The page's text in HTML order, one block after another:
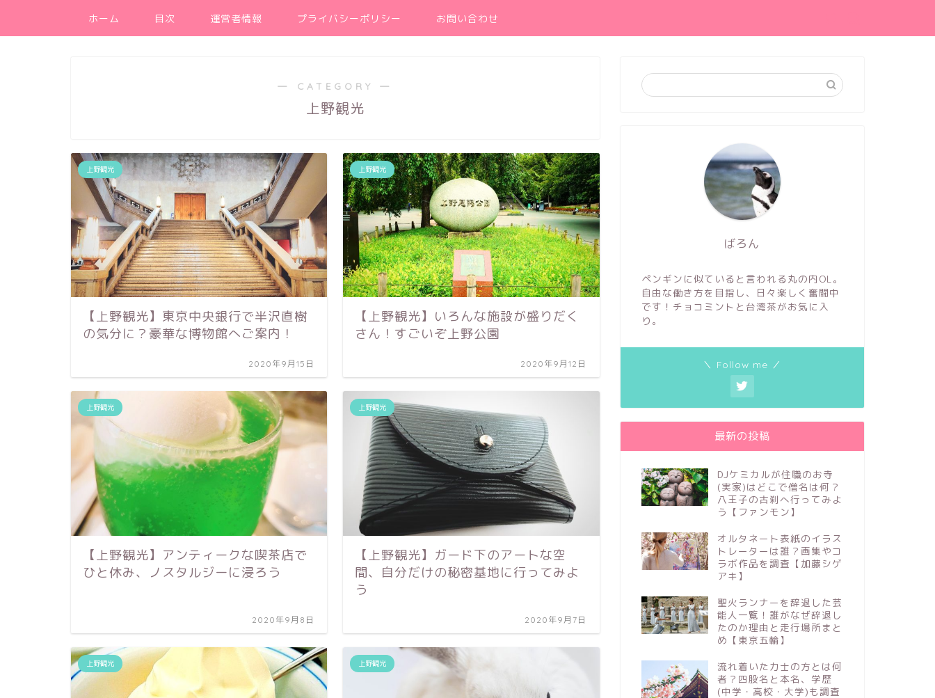
ホーム 目次 運営者情報 プライバシーポリシー お問い合わせ
― CATEGORY ―
上野観光
上野観光
【上野観光】東京中央銀行で半沢直樹
の気分に？豪華な博物館へご案内！
2020年9月15日
上野観光
【上野観光】いろんな施設が盛りだく
さん！すごいぞ上野公園
2020年9月12日
上野観光
【上野観光】アンティークな喫茶店で
ひと休み、ノスタルジーに浸ろう
2020年9月8日
上野観光
【上野観光】ガード下のアートな空
間、自分だけの秘密基地に行ってみよ
う
2020年9月7日
上野観光 上野観光
ばろん
ペンギンに似ていると言われる丸の内OL。
自由な働き方を目指し、日々楽しく奮闘中
です！チョコミントと台湾茶がお気に入
り。
＼ Follow me ／
最新の投稿
DJケミカルが住職のお寺
(実家)はどこで僧名は何？
八王子の古刹へ行ってみよ
う【ファンモン】
オルタネート表紙のイラス
トレーターは誰？画集やコ
ラボ作品を調査【加藤シゲ
アキ】
聖火ランナーを辞退した芸
能人一覧！誰がなぜ辞退し
たのか理由と走行場所まと
め【東京五輪】
流れ着いた力士の方とは何
者？四股名と本名、学歴
(中学・高校・大学)も調査